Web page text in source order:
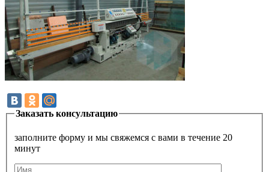
Заказать консультацию
заполните форму и мы свяжемся с вами в течение 20
минут